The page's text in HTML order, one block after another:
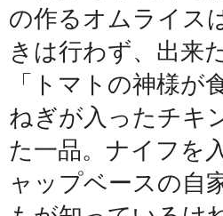
の作るオムライス
きは行わず、出来
「トマトの神様
ねぎが入ったチキ
た一品。ナイフを
ャップベースの自